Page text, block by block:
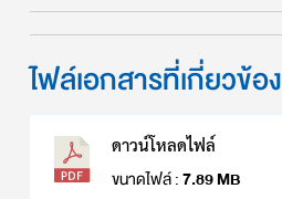
ไฟล์เอกสารที่เกี่ยวข้อง
ดาวน์โหลดไฟล์
ขนาดไฟล์ :7.89 MB